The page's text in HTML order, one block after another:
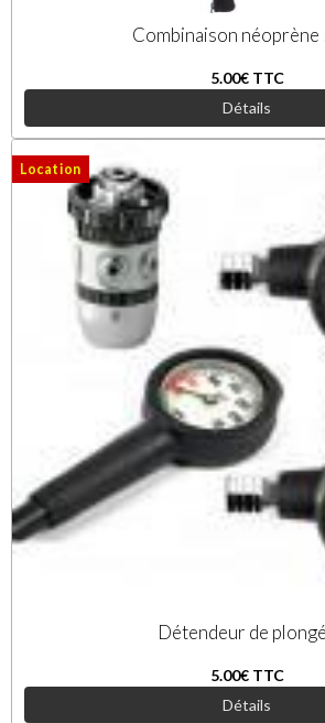
Combinaison néoprène
5.00€ TTC
Détails
Location
Détendeur de
5.00€ TTC
Détails